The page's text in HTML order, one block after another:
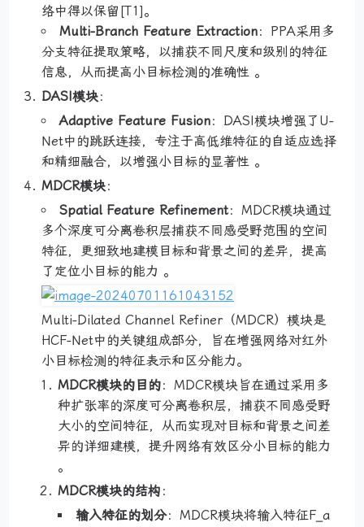
络中得以保留[T1]。
Multi-Branch Feature Extraction：PPA采用多
分支特征提取策略，以捕获不同尺度和级别的特征
信息，从而提高小目标检测的准确性 。
DASI模块：
Adaptive Feature Fusion：DASI模块增强了U-
Net中的跳跃连接，专注于高低维特征的自适应选择
和精细融合，以增强小目标的显著性 。
MDCR模块：
Spatial Feature Refinement：MDCR模块通过
多个深度可分离卷积层捕获不同感受野范围的空间
特征，更细致地建模目标和背景之间的差异，提高
了定位小目标的能力 。
Multi-Dilated Channel Refiner（MDCR）模块是
HCF-Net中的关键组成部分，旨在增强网络对红外
小目标检测的特征表示和区分能力。
MDCR模块的目的：MDCR模块旨在通过采用多
种扩张率的深度可分离卷积层，捕获不同感受野
大小的空间特征，从而实现对目标和背景之间差
异的详细建模，提升网络有效区分小目标的能力
。
MDCR模块的结构 ：
输入特征的划分：MDCR模块将输入特征F_a